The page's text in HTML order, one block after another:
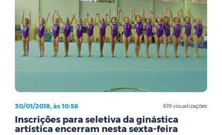
619 visualizações
30/01/2018, às 10:56
Inscrições para seletiva da ginástica
artística encerram nesta sexta-feira